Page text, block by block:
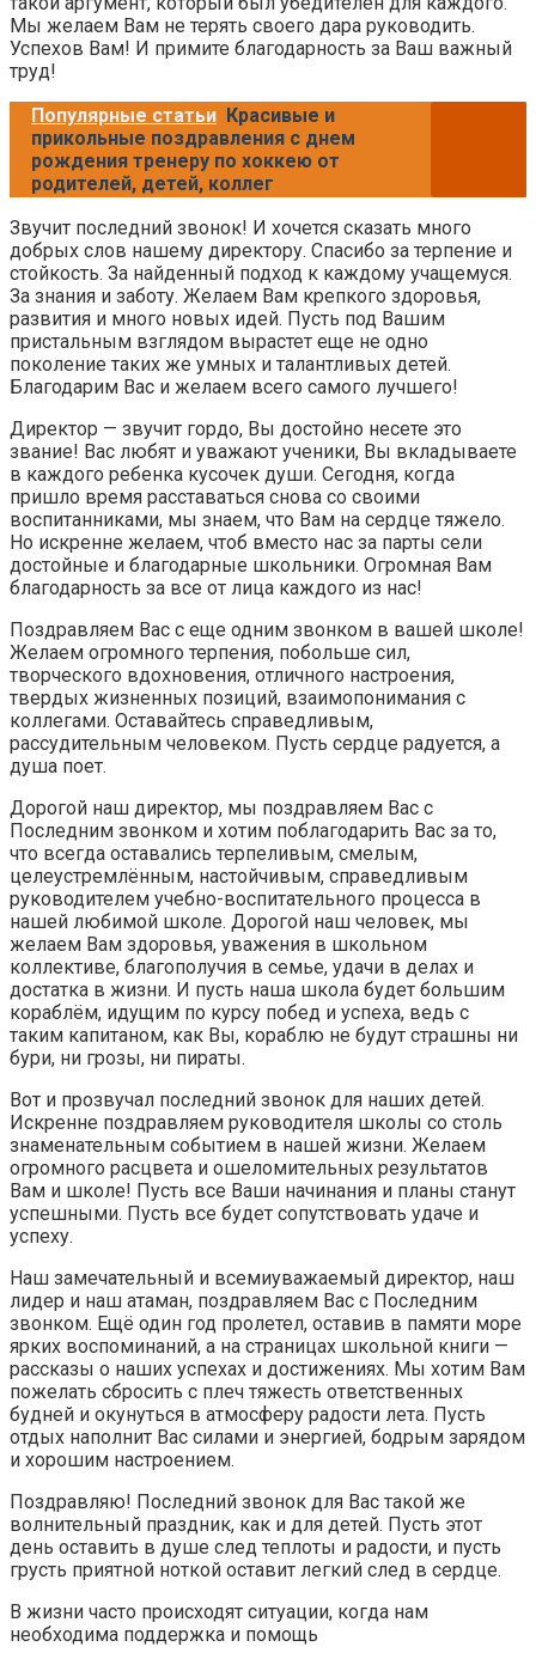
Мы желаем Вам не терять своего дара руководить.
Успехов Вам! И примите благодарность за Ваш важный
труд!
Популярные статьи Красивые и
прикольные поздравления с днем
рождения тренеру по хоккею от
родителей, детей, коллег
Звучит последний звонок! И хочется сказать много
добрых слов нашему директору. Спасибо за терпение и
стойкость. За найденный подход к каждому учащемуся.
За знания и заботу. Желаем Вам крепкого здоровья,
развития и много новых идей. Пусть под Вашим
пристальным взглядом вырастет еще не одно
поколение таких же умных и талантливых детей.
Благодарим Вас и желаем всего самого лучшего!
Директор — звучит гордо, Вы достойно несете это
звание! Вас любят и уважают ученики, Вы вкладываете
в каждого ребенка кусочек души. Сегодня, когда
пришло время расставаться снова со своими
воспитанниками, мы знаем, что Вам на сердце тяжело.
Но искренне желаем, чтоб вместо нас за парты сели
достойные и благодарные школьники. Огромная Вам
благодарность за все от лица каждого из нас!
Поздравляем Вас с еще одним звонком в вашей школе!
Желаем огромного терпения, побольше сил,
творческого вдохновения, отличного настроения,
твердых жизненных позиций, взаимопонимания с
коллегами. Оставайтесь справедливым,
рассудительным человеком. Пусть сердце радуется, а
душа поет.
Дорогой наш директор, мы поздравляем Вас с
Последним звонком и хотим поблагодарить Вас за то,
что всегда оставались терпеливым, смелым,
целеустремлённым, настойчивым, справедливым
руководителем учебно-воспитательного процесса в
нашей любимой школе. Дорогой наш человек, мы
желаем Вам здоровья, уважения в школьном
коллективе, благополучия в семье, удачи в делах и
достатка в жизни. И пусть наша школа будет большим
кораблём, идущим по курсу побед и успеха, ведь с
таким капитаном, как Вы, кораблю не будут страшны ни
бури, ни грозы, ни пираты.
Вот и прозвучал последний звонок для наших детей.
Искренне поздравляем руководителя школы со столь
знаменательным событием в нашей жизни. Желаем
огромного расцвета и ошеломительных результатов
Вам и школе! Пусть все Ваши начинания и планы станут
успешными. Пусть все будет сопутствовать удаче и
успеху.
Наш замечательный и всемиуважаемый директор, наш
лидер и наш атаман, поздравляем Вас с Последним
звонком. Ещё один год пролетел, оставив в памяти море
ярких воспоминаний, а на страницах школьной книги —
рассказы о наших успехах и достижениях. Мы хотим Вам
пожелать сбросить с плеч тяжесть ответственных
будней и окунуться в атмосферу радости лета. Пусть
отдых наполнит Вас силами и энергией, бодрым зарядом
и хорошим настроением.
Поздравляю! Последний звонок для Вас такой же
волнительный праздник, как и для детей. Пусть этот
день оставить в душе след теплоты и радости, и пусть
грусть приятной ноткой оставит легкий след в сердце.
В жизни часто происходят ситуации, когда нам
необходима поддержка и помощь